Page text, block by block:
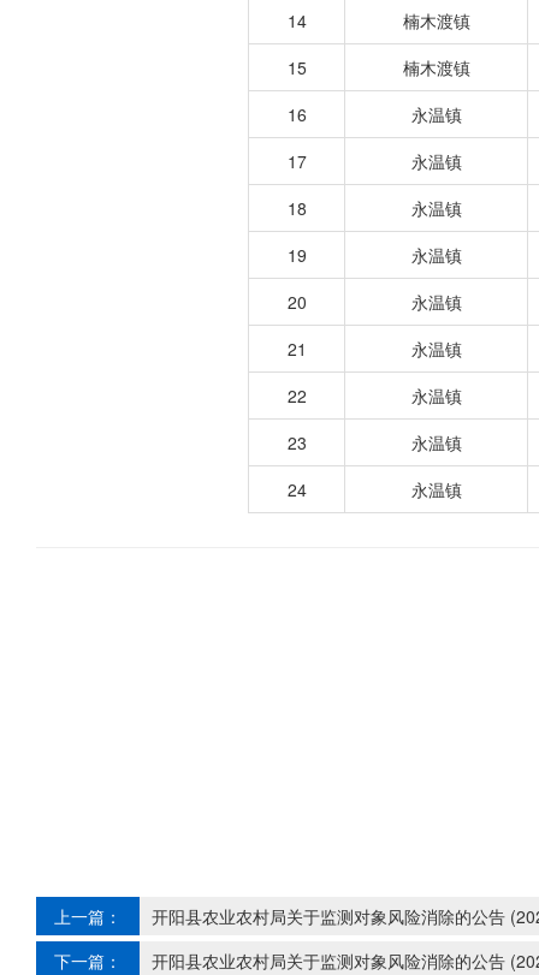
14
楠木渡镇
15
楠木渡镇
16
永温镇
17
永温镇
18
永温镇
19
永温镇
20
永温镇
21
永温镇
22
永温镇
23
永温镇
24
永温镇
上一篇：
开阳县农业农村局关于监测对象风险消除的公告
下一篇：
开阳县农业农村局关于监测对象风险消除的公告